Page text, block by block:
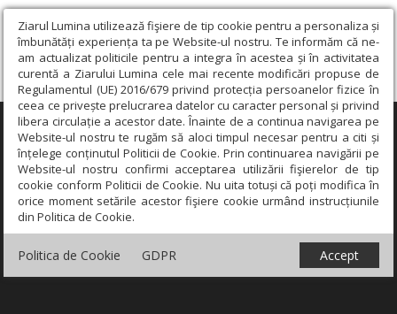
Ziarul Lumina utilizează fişiere de tip cookie pentru a personaliza și
îmbunătăți experiența ta pe Website-ul nostru. Te informăm că ne-
am actualizat politicile pentru a integra în acestea și în activitatea
curentă a Ziarului Lumina cele mai recente modificări propuse de
Regulamentul (UE) 2016/679 privind protecția persoanelor fizice în
ceea ce privește prelucrarea datelor cu caracter personal și privind
libera circulație a acestor date. Înainte de a continua navigarea pe
Website-ul nostru te rugăm să aloci timpul necesar pentru a citi și
înțelege conținutul Politicii de Cookie. Prin continuarea navigării pe
Website-ul nostru confirmi acceptarea utilizării fişierelor de tip
cookie conform Politicii de Cookie. Nu uita totuși că poți modifica în
orice moment setările acestor fişiere cookie urmând instrucțiunile
din Politica de Cookie.
Politica de Cookie GDPR Accept
×